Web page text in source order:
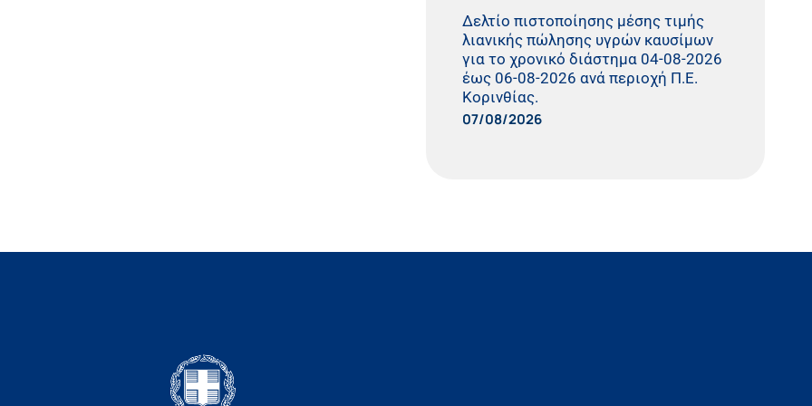
Δελτίο πιστοποίησης μέσης τιμής
λιανικής πώλησης υγρών καυσίμων
για το χρονικό διάστημα 04-08-2026
έως 06-08-2026 ανά περιοχή Π.Ε.
Κορινθίας.
07/08/2026